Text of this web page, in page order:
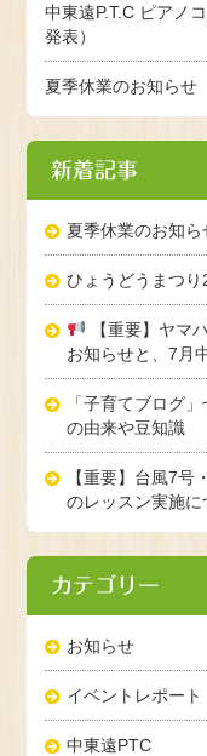
中東遠P.T.C ピアノ
発表）
夏季休業のお知らせ
新着記事
夏季休業のお知ら
ひょうどうまつ
【重要】ヤマ
お知らせと、7月
「子育てブログ
の由来や豆知識
【重要】台風7号
のレッスン実施に
カテゴリー
お知らせ
イベントレポート
中東遠PTC